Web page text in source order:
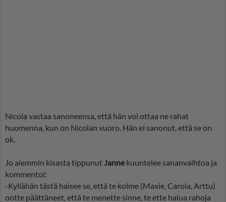
Nicola vastaa sanoneensa, että hän voi ottaa ne rahat
huomenna, kun on Nicolan vuoro. Hän ei sanonut, että se on
ok.
Jo aiemmin kisasta tippunut Jannekuuntelee sananvaihtoa ja
kommentoi:
-Kyllähän tästä haisee se, että te kolme (Maxie, Carola, Arttu)
ootte päättäneet, että te menette sinne, te ette halua rahoja